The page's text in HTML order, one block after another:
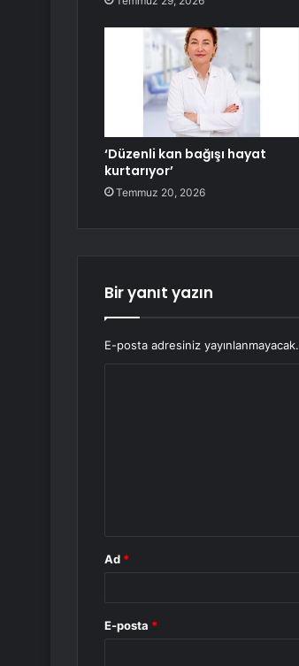
‘Düzenli kan bağışı hayat
kurtarıyor’
Temmuz 20, 2026
Bir yanıt yazın
E-posta adresiniz yayınlanmayacak.
Ad *
E-posta *